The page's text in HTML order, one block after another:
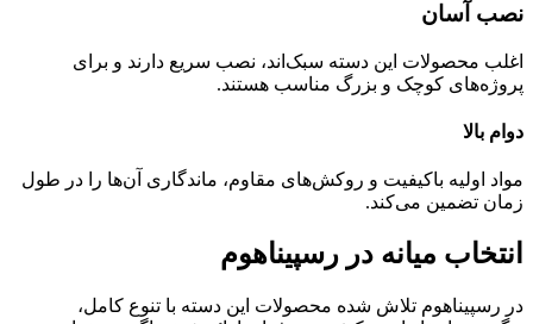
نصب آسان
اغلب محصولات این دسته سبک‌اند، نصب سریع دارند و برای
پروژه‌های کوچک و بزرگ مناسب هستند.
دوام بالا
مواد اولیه باکیفیت و روکش‌های مقاوم، ماندگاری آن‌ها را در طول
زمان تضمین می‌کند.
انتخاب میانه در رسپیناهوم
در رسپیناهوم تلاش شده محصولات این دسته با تنوع کامل،